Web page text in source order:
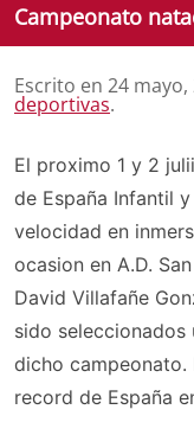
Campeonato
Escrito en 24 mayo,
deportivas.
El proximo 1 y 2
de España Infantil
velocidad en
ocasion en A.D.
David Villafañe
sido seleccionados
dicho
record de España